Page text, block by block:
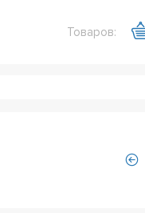
Товаров: